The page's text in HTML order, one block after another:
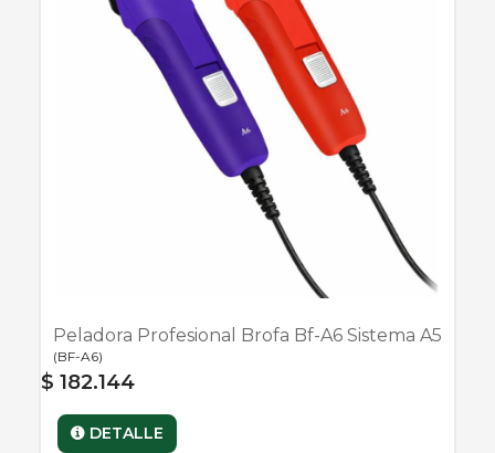
Peladora Profesional Brofa Bf-A6 Sistema A5
(BF-A6)
$ 182.144
DETALLE